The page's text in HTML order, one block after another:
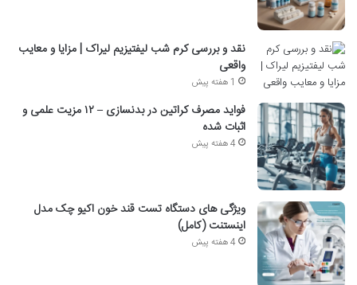
نقد و بررسی کرم شب لیفتیزیم لیراک | مزایا و معایب
واقعی
1 هفته پیش
فواید مصرف کراتین در بدنسازی – ۱۲ مزیت علمی و
اثبات شده
4 هفته پیش
ویژگی های دستگاه تست قند خون اکیو چک مدل
اینستنت (کامل)
4 هفته پیش